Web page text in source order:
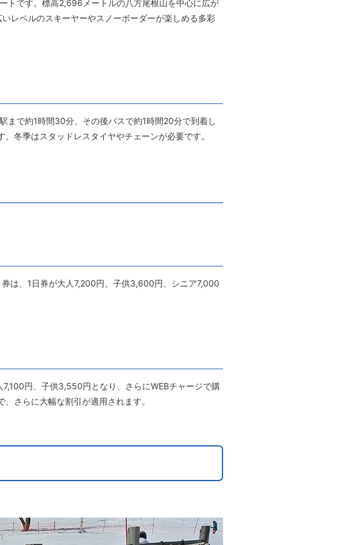
トです。標高2,696メートルの八方尾根山を中心に広が
レベルのスキーヤーやスノーボーダーが楽しめる多彩
まで約1時間30分、その後バスで約1時間20分で到着し
冬季はスタッドレスタイヤやチェーンが必要です。
は、1日券が大人7,200円、子供3,600円、シニア7,000
円、子供3,550円となり、さらにWEBチャージで購
さらに大幅な割引が適用されます。